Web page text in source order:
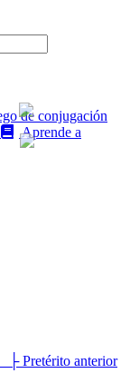
de conjugación
Aprende a
├ Pretérito anterior